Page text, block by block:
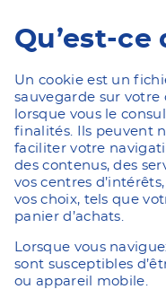
Qu’est-ce
Un cookie est un
sauvegarde sur
lorsque vous le
finalités. Ils peuvent
faciliter votre
des contenus, des
vos centres
vos choix, tels que
panier d’achats.
Lorsque vous
sont susceptibles
ou appareil mobile.